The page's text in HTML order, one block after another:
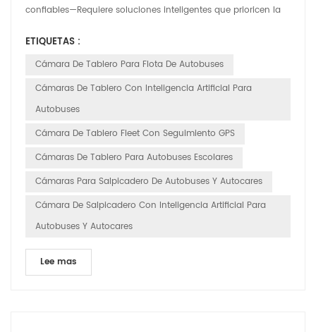
confiables—Requiere soluciones inteligentes que prioricen la
operativa."Cámara de tablero Huabao", una tecnología de
vanguardia"Cámara de tablero para flota de autobuses"
operadores de ...
ETIQUETAS :
Cámara De Tablero Para Flota De Autobuses
Cámaras De Tablero Con Inteligencia Artificial Para
Autobuses
Cámara De Tablero Fleet Con Seguimiento GPS
Cámaras De Tablero Para Autobuses Escolares
Cámaras Para Salpicadero De Autobuses Y Autocares
Cámara De Salpicadero Con Inteligencia Artificial Para
Autobuses Y Autocares
Lee mas